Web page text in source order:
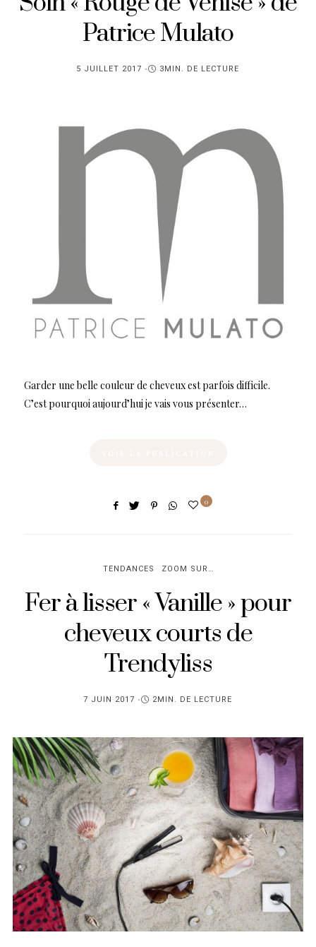
Patrice Mulato
PUBLIÉ
5 JUILLET 2017 3MIN. DE LECTURE
Garder une belle couleur de cheveux est parfois difficile.
C’est pourquoi aujourd’hui je vais vous présenter…
0
TENDANCES ZOOM SUR…
Fer à lisser « Vanille » pour
cheveux courts de
Trendyliss
PUBLIÉ
7 JUIN 2017 2MIN. DE LECTURE